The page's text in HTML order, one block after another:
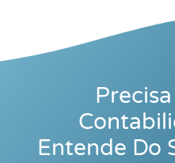
Entende Do